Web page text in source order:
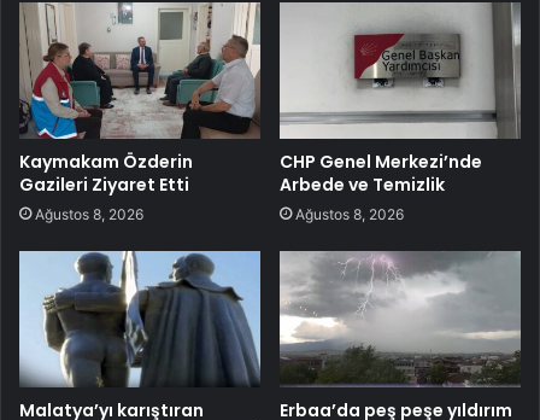
Kaymakam Özderin
Gazileri Ziyaret Etti
Ağustos 8, 2026
CHP Genel Merkezi’nde
Arbede ve Temizlik
Ağustos 8, 2026
Malatya’yı karıştıran
Erbaa’da peş peşe yıldırım